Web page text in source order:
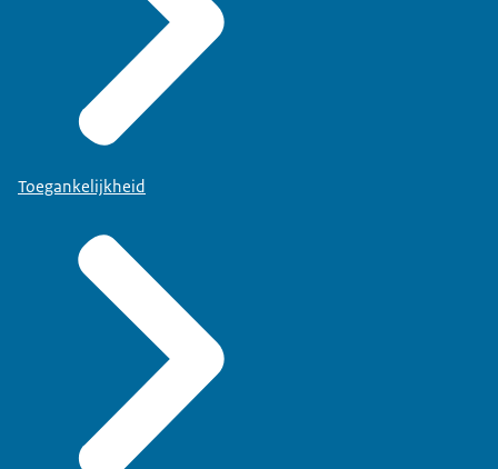
Toegankelijkheid